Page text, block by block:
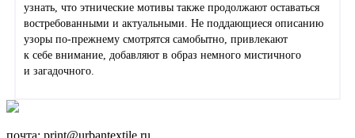
узнать, что этнические мотивы также продолжают оставаться
востребованными и актуальными. Не поддающиеся описанию
узоры по-прежнему смотрятся самобытно, привлекают
к себе внимание, добавляют в образ немного мистичного
и загадочного.
почта: ​print@urbantextile.ru